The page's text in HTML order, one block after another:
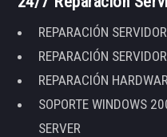
REPARACIÓN
REPARACIÓN
REPARACIÓN
SOPORTE WINDOWS
SERVER